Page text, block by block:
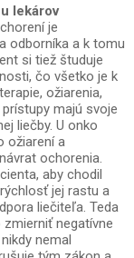
lekárov
je
odborníka a k tomu
si tiež študuje
čo všetko je k
ožiarenia,
majú svoje
liečby. U onko
ožiarení a
ochorenia.
aby chodil
jej rastu a
liečiteľa. Teda
negatívne
nemal